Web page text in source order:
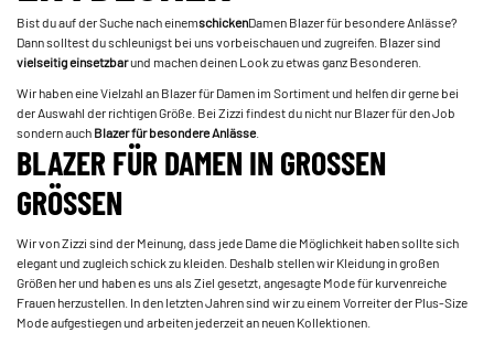
Bist du auf der Suche nach einem­­schicken­­Damen Blazer für besondere Anlässe?
Dann solltest du schleunigst bei uns vorbeischauen und zugreifen. Blazer sind­­­
vielseitig einsetzbar ­­und machen deinen Look zu etwas ganz Besonderen.
Wir haben eine Vielzahl an Blazer für Damen im Sortiment und helfen dir gerne bei
der Auswahl der richtigen Größe. Bei Zizzi findest du nicht nur Blazer für den Job
sondern auch ­Blazer für besondere Anlässe.
BLAZER FÜR DAMEN IN GROSSEN G
RÖSSEN
Wir von Zizzi sind der Meinung, dass jede Dame die Möglichkeit haben sollte sich
elegant und zugleich schick zu kleiden. Deshalb stellen wir Kleidung in großen
Größen her und haben es uns als Ziel gesetzt, angesagte Mode für kurvenreiche
Frauen herzustellen. In den letzten Jahren sind wir zu einem Vorreiter der Plus-Size
Mode aufgestiegen und arbeiten jederzeit an neuen Kollektionen.